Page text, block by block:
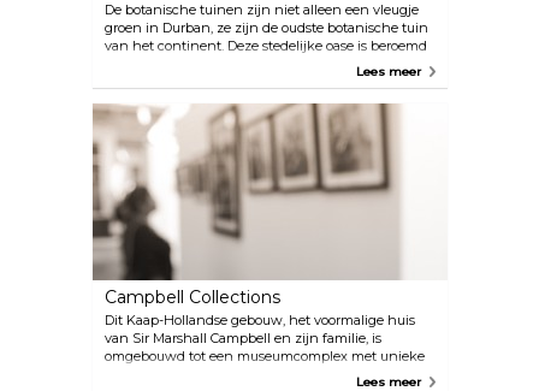
De botanische tuinen zijn niet alleen een vleugje
groen in Durban, ze zijn de oudste botanische tuin
van het continent. Deze stedelijke oase is beroemd
om zijn uitgebreide collectie cycaden en
tuinen fungeren ook als culturele hotspot en
bieden onderdak aan een scala aan evenementen
en concerten. Of je nu in de stemming bent voor
een ontspannend kopje thee in de tuin van het
hotel of een ontspannen picknick, in deze
veelzijdige ruimte zit je goed.
Lees meer
Campbell Collections
Dit Kaap-Hollandse gebouw, het voormalige huis
van Sir Marshall Campbell en zijn familie, is
omgebouwd tot een museumcomplex met unieke
voorwerpen uit de Zoeloe- en geboortecultuur die
Lees meer